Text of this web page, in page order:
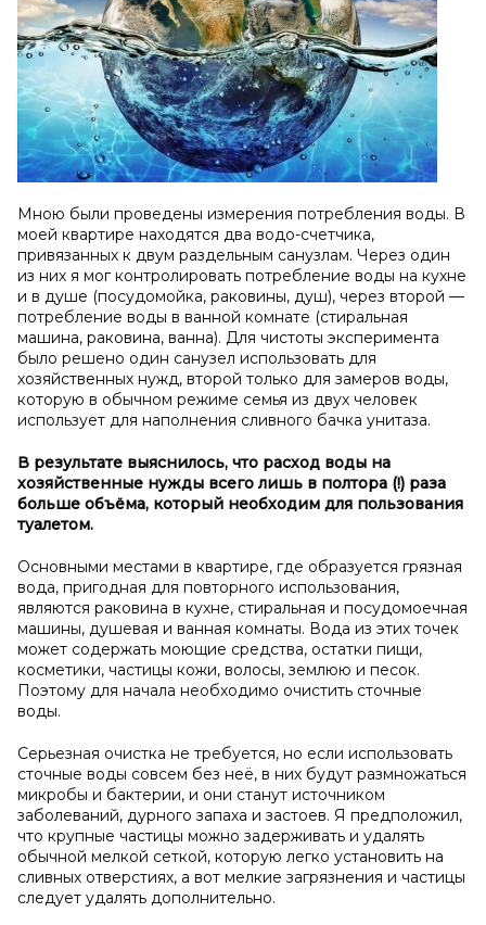
Мною были проведены измерения потребления воды. В
моей квартире находятся два водо-счетчика,
привязанных к двум раздельным санузлам. Через один
из них я мог контролировать потребление воды на кухне
и в душе (посудомойка, раковины, душ), через второй —
потребление воды в ванной комнате (стиральная
машина, раковина, ванна). Для чистоты эксперимента
было решено один санузел использовать для
хозяйственных нужд, второй только для замеров воды,
которую в обычном режиме семья из двух человек
использует для наполнения сливного бачка унитаза.
В результате выяснилось, что расход воды на
хозяйственные нужды всего лишь в полтора (!) раза
больше объёма, который необходим для пользования
туалетом.
Основными местами в квартире, где образуется грязная
вода, пригодная для повторного использования,
являются раковина в кухне, стиральная и посудомоечная
машины, душевая и ванная комнаты. Вода из этих точек
может содержать моющие средства, остатки пищи,
косметики, частицы кожи, волосы, землюю и песок.
Поэтому для начала необходимо очистить сточные
воды.
Серьезная очистка не требуется, но если использовать
сточные воды совсем без неё, в них будут размножаться
микробы и бактерии, и они станут источником
заболеваний, дурного запаха и застоев. Я предположил,
что крупные частицы можно задерживать и удалять
обычной мелкой сеткой, которую легко установить на
сливных отверстиях, а вот мелкие загрязнения и частицы
следует удалять дополнительно.